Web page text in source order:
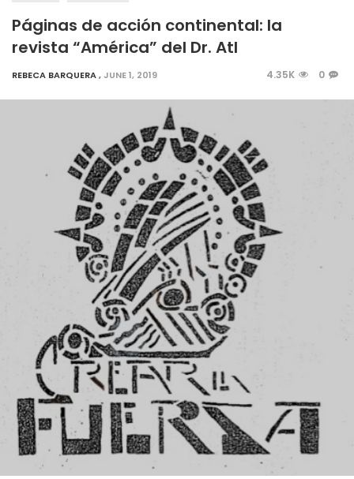
Páginas de acción continental: la
revista “América” del Dr. Atl
REBECA BARQUERA,JUNE 1, 2019 4.35K 0